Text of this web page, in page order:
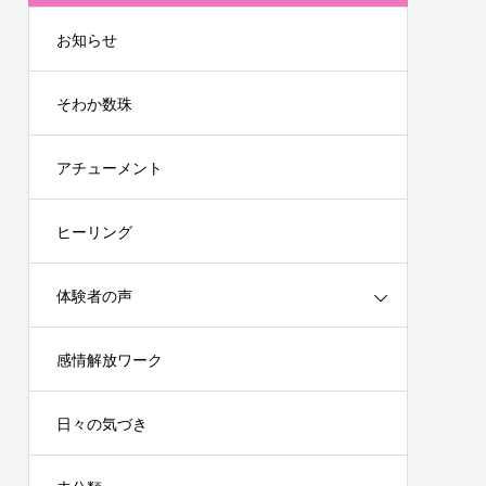
お知らせ
そわか数珠
アチューメント
ヒーリング
体験者の声
感情解放ワーク
日々の気づき